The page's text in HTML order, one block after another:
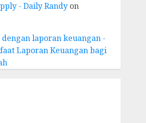
- Daily Randyon
laporan keuangan -
Laporan Keuangan bagi